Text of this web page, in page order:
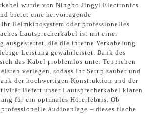
wurde von Ningbo Jingyi Electronics
bietet eine hervorragende
Heimkinosystem oder professionelles
Lautsprecherkabel ist mit einer
ausgestattet, die die interne Verkabelung
Leistung gewährleistet. Dank des
das Kabel problemlos unter Teppichen
verlegen, sodass Ihr Setup sauber und
der hochwertigen Konstruktion und der
liefert unser Lautsprecherkabel klaren
für ein optimales Hörerlebnis. Ob
Audioanlage – dieses flache